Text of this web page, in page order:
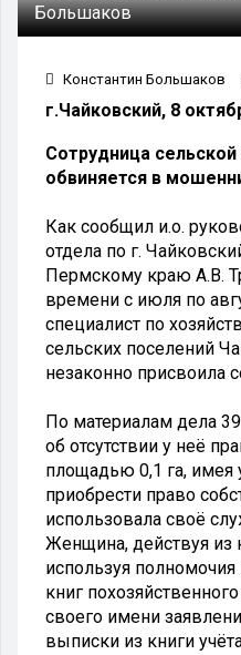
Большаков
Константин Большаков
г.Чайковский, 8
Сотрудница
обвиняется в
Как сообщил и.о.
отдела по г.
Пермскому краю А.В.
времени с июля по
специалист по
сельских поселений
незаконно присвоила
По материалам дела
об отсутствии у неё
площадью 0,1 га,
приобрести право
использовала своё
Женщина, действуя
используя
книг
своего имени
выписки из книги